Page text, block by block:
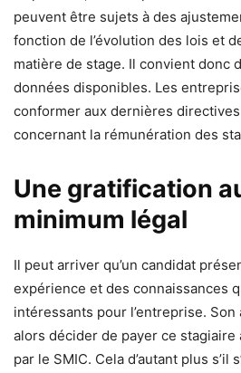
peuvent être sujets à des
fonction de l’évolution des lois et
matière de stage. Il convient donc
données disponibles. Les
conformer aux dernières
concernant la rémunération des
Une gratification
minimum légal
Il peut arriver qu’un candidat
expérience et des connaissances
intéressants pour l’entreprise.
alors décider de payer ce
par le SMIC. Cela d’autant plus s’il